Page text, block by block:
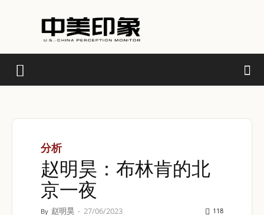
分析
赵明昊：布林肯的北
京一夜
By 赵明昊 - 27/06/2023 118